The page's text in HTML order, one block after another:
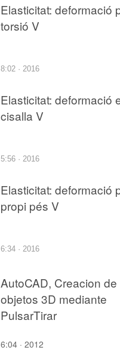
Elasticitat: deformació
torsió V
8:02 · 2016
Elasticitat: deformació
cisalla V
5:56 · 2016
Elasticitat: deformació
propi pés V
6:34 · 2016
AutoCAD, Creacion de
objetos 3D mediante
PulsarTirar
6:04 · 2012